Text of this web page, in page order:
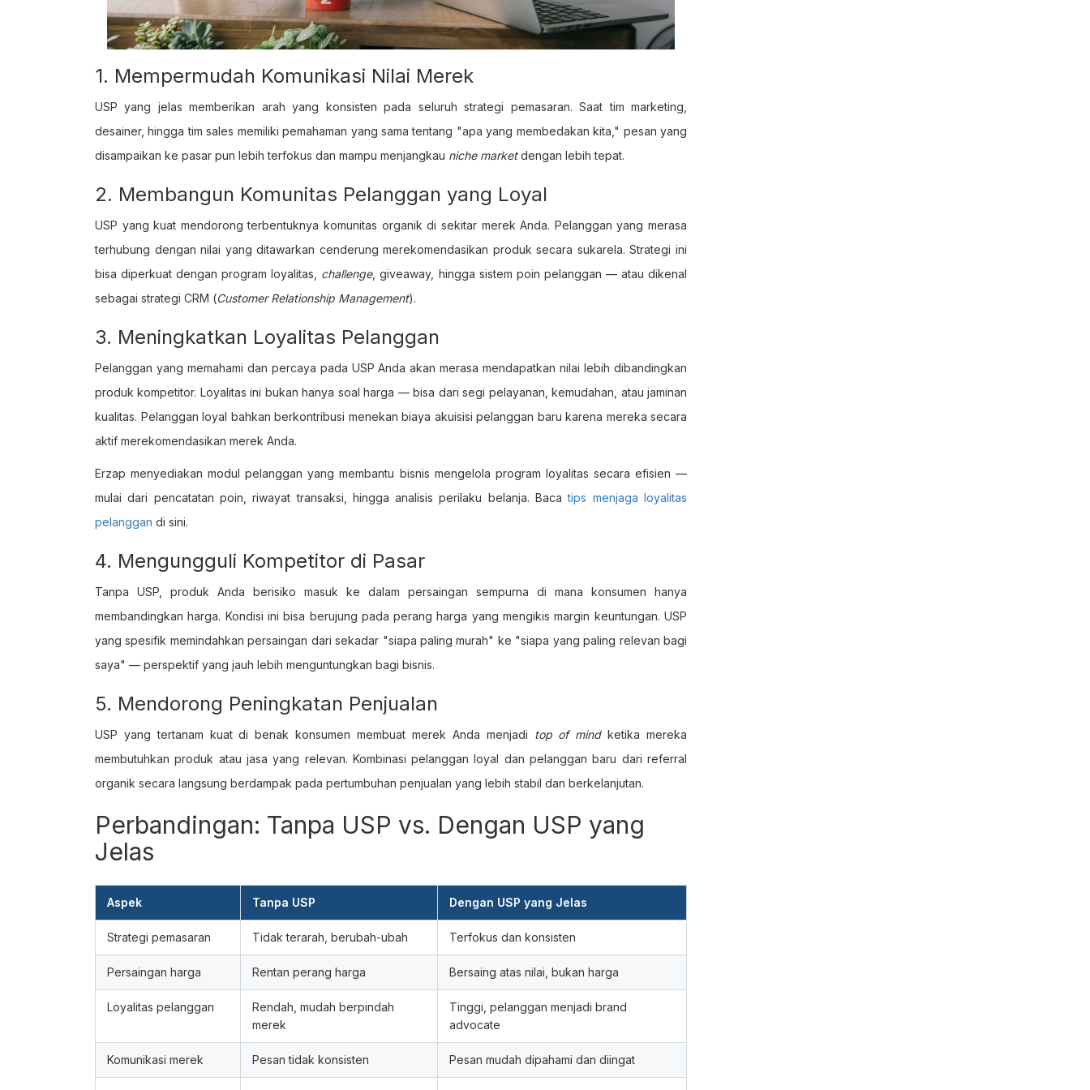
1. Mempermudah Komunikasi Nilai Merek
USP yang jelas memberikan arah yang konsisten pada seluruh strategi pemasaran. Saat tim marketing,
desainer, hingga tim sales memiliki pemahaman yang sama tentang "apa yang membedakan kita," pesan yang
disampaikan ke pasar pun lebih terfokus dan mampu menjangkau niche marketdengan lebih tepat.
2. Membangun Komunitas Pelanggan yang Loyal
USP yang kuat mendorong terbentuknya komunitas organik di sekitar merek Anda. Pelanggan yang merasa
terhubung dengan nilai yang ditawarkan cenderung merekomendasikan produk secara sukarela. Strategi ini
bisa diperkuat dengan program loyalitas, challenge, giveaway, hingga sistem poin pelanggan — atau dikenal
sebagai strategi CRM (Customer Relationship Management).
3. Meningkatkan Loyalitas Pelanggan
Pelanggan yang memahami dan percaya pada USP Anda akan merasa mendapatkan nilai lebih dibandingkan
produk kompetitor. Loyalitas ini bukan hanya soal harga — bisa dari segi pelayanan, kemudahan, atau jaminan
kualitas. Pelanggan loyal bahkan berkontribusi menekan biaya akuisisi pelanggan baru karena mereka secara
aktif merekomendasikan merek Anda.
Erzap menyediakan modul pelanggan yang membantu bisnis mengelola program loyalitas secara efisien —
mulai dari pencatatan poin, riwayat transaksi, hingga analisis perilaku belanja. Bacatips menjaga loyalitas
pelanggan di sini.
4. Mengungguli Kompetitor di Pasar
Tanpa USP, produk Anda berisiko masuk ke dalam persaingan sempurna di mana konsumen hanya
membandingkan harga. Kondisi ini bisa berujung pada perang harga yang mengikis margin keuntungan. USP
yang spesifik memindahkan persaingan dari sekadar "siapa paling murah" ke "siapa yang paling relevan bagi
saya" — perspektif yang jauh lebih menguntungkan bagi bisnis.
5. Mendorong Peningkatan Penjualan
USP yang tertanam kuat di benak konsumen membuat merek Anda menjadi top of mindketika mereka
membutuhkan produk atau jasa yang relevan. Kombinasi pelanggan loyal dan pelanggan baru dari referral
organik secara langsung berdampak pada pertumbuhan penjualan yang lebih stabil dan berkelanjutan.
Perbandingan: Tanpa USP vs. Dengan USP yang
Jelas
Aspek Tanpa USP Dengan USP yang Jelas
Strategi pemasaran Tidak terarah, berubah-ubah Terfokus dan konsisten
Persaingan harga Rentan perang harga Bersaing atas nilai, bukan harga
Loyalitas pelanggan
Rendah, mudah berpindah
merek
Tinggi, pelanggan menjadi brand
advocate
Komunikasi merek Pesan tidak konsisten Pesan mudah dipahami dan diingat